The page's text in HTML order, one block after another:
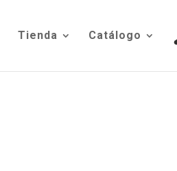
Tienda Catálogo